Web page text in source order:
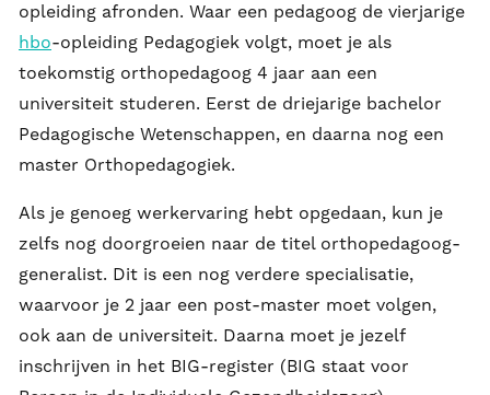
opleiding afronden. Waar een pedagoog de vierjarige
hbo-opleiding Pedagogiek volgt, moet je als
toekomstig orthopedagoog 4 jaar aan een
universiteit studeren. Eerst de driejarige bachelor
Pedagogische Wetenschappen, en daarna nog een
master Orthopedagogiek.
Als je genoeg werkervaring hebt opgedaan, kun je
zelfs nog doorgroeien naar de titel orthopedagoog-
generalist. Dit is een nog verdere specialisatie,
waarvoor je 2 jaar een post-master moet volgen,
ook aan de universiteit. Daarna moet je jezelf
inschrijven in het BIG-register (BIG staat voor